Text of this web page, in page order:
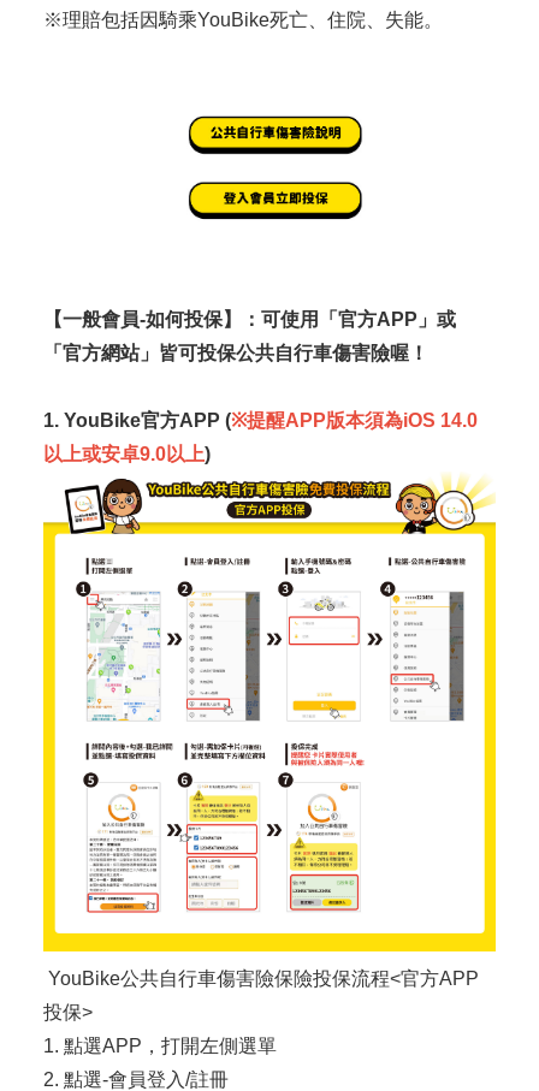
※理賠包括因騎乘YouBike死亡、住院、失能。
【一般會員-如何投保】：可使用「官方APP」或
「官方網站」皆可投保公共自行車傷害險喔！
1. YouBike官方APP (※提醒APP版本須為iOS 14.0
以上或安卓9.0以上)
YouBike公共自行車傷害險保險投保流程<官方APP
投保>
1. 點選APP，打開左側選單
2. 點選-會員登入/註冊